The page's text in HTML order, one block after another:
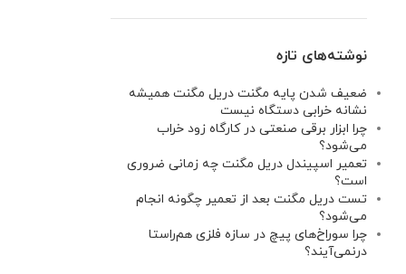
نوشته‌های تازه
ضعیف شدن پایه مگنت دریل مگنت همیشه
نشانه خرابی دستگاه نیست
چرا ابزار برقی صنعتی در کارگاه زود خراب
می‌شود؟
تعمیر اسپیندل دریل مگنت چه زمانی ضروری
است؟
تست دریل مگنت بعد از تعمیر چگونه انجام
می‌شود؟
چرا سوراخ‌های پیچ در سازه فلزی هم‌راستا
درنمی‌آیند؟